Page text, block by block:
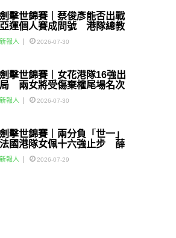
劍擊世錦賽｜蔡俊彥能否出戰
亞運個人賽成問號 港隊總教
練：如醫生話可以一定會用佢
新報人 2026-07-30
劍擊世錦賽｜女花港隊16強出
局 兩女將受傷棄權尾場名次
賽
新報人 2026-07-30
劍擊世錦賽｜兩分負「世一」
法國港隊女佩十六強止步 薛
雅齊：我好有信心我哋可以做
到世界級嘅Team
新報人 2026-07-29